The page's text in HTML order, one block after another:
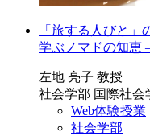
「旅する人びと
学ぶノマドの知恵
左地 亮子 教授
社会学部 国際社会
Web体験授業
社会学部